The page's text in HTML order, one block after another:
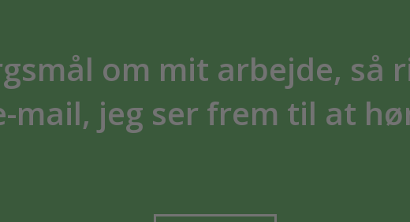
om mit arbejde, så
mail, jeg ser frem til at